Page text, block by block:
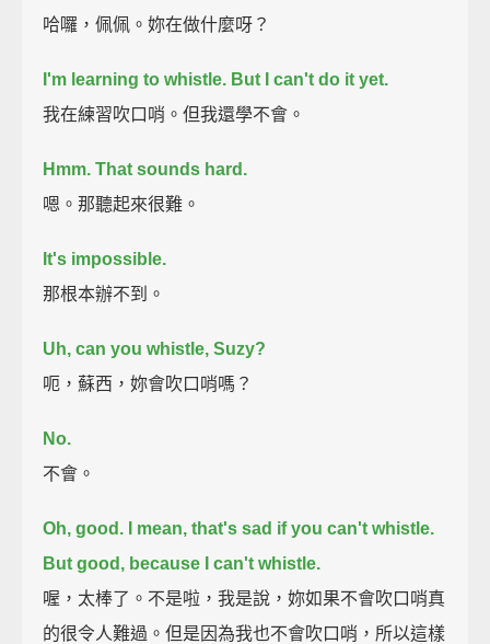
哈囉，佩佩。妳在做什麼呀？
I'm learning to whistle. But I can't do it yet.
我在練習吹口哨。但我還學不會。
Hmm. That sounds hard.
嗯。那聽起來很難。
It's impossible.
那根本辦不到。
Uh, can you whistle, Suzy?
呃，蘇西，妳會吹口哨嗎？
No.
不會。
Oh, good.
I mean, that's sad if you can't whistle.
But good, because I can't whistle.
喔，太棒了。不是啦，我是說，妳如果不會吹口哨真
的很令人難過。但是因為我也不會吹口哨，所以這樣